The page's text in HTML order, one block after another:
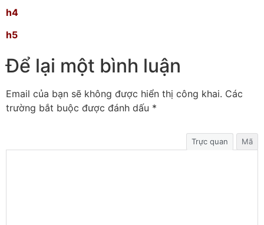
h4
h5
Để lại một bình luận
Email của bạn sẽ không được hiển thị công khai. Các
trường bắt buộc được đánh dấu *
Trực quan Mã